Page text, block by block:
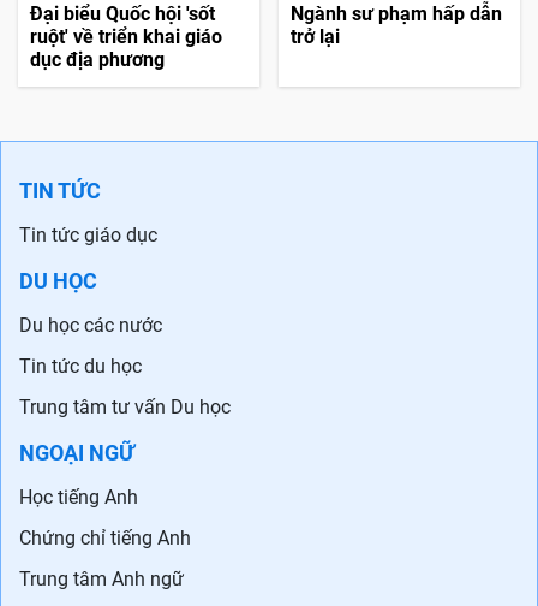
Đại biểu Quốc hội 'sốt
ruột' về triển khai giáo
dục địa phương
Ngành sư phạm hấp dẫn
trở lại
TIN TỨC
Tin tức giáo dục
DU HỌC
Du học các nước
Tin tức du học
Trung tâm tư vấn Du học
NGOẠI NGỮ
Học tiếng Anh
Chứng chỉ tiếng Anh
Trung tâm Anh ngữ